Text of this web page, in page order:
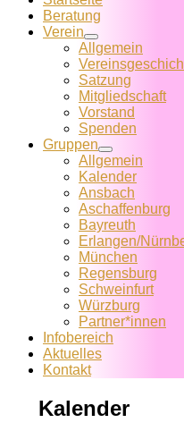
Beratung
Verein
Allgemein
Satzung
Mitglied­schaft
Vorstand
Spenden
Gruppen
Allgemein
Kalender
Ansbach
Aschaffenburg
Bayreuth
Erlangen/
München
Regensburg
Schweinfurt
Würzburg
Partner*innen
Infobereich
Aktuelles
Kontakt
Kalender